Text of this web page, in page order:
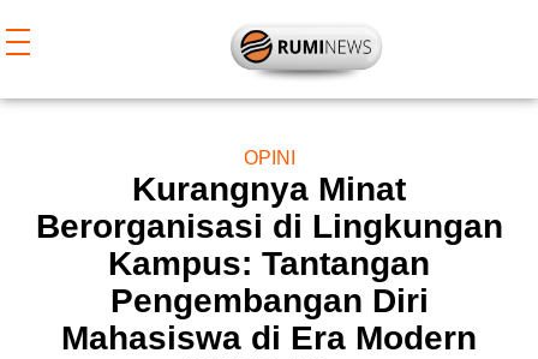
ke
OPINI
Kurangnya Minat
Berorganisasi di Lingkungan
Kampus: Tantangan
Pengembangan Diri
Mahasiswa di Era Modern